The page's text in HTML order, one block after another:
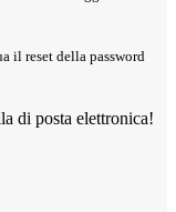
il reset della password
di posta elettronica!